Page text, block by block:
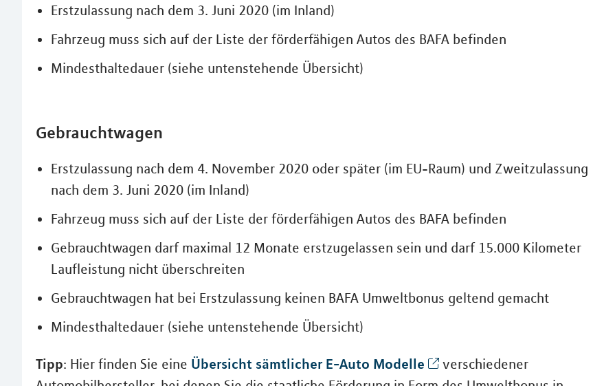
Erstzulassung nach dem 3. Juni 2020 (im Inland)
Fahrzeug muss sich auf der Liste der förderfähigen Autos des BAFA befinden
Mindesthaltedauer (siehe untenstehende Übersicht)
Gebrauchtwagen
Erstzulassung nach dem 4. November 2020 oder später (im EU-Raum) und Zweitzulassung
nach dem 3. Juni 2020 (im Inland)
Fahrzeug muss sich auf der Liste der förderfähigen Autos des BAFA befinden
Gebrauchtwagen darf maximal 12 Monate erstzugelassen sein und darf 15.000 Kilometer
Laufleistung nicht überschreiten
Gebrauchtwagen hat bei Erstzulassung keinen BAFA Umweltbonus geltend gemacht
Mindesthaltedauer (siehe untenstehende Übersicht)
Tipp: Hier finden Sie eine Übersicht sämtlicher E-Auto Modelle
verschiedener